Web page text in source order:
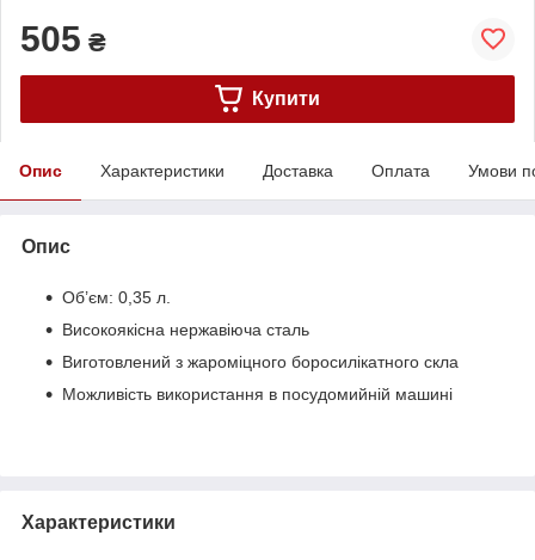
505 ₴
Купити
Опис Характеристики Доставка Оплата Умови
Опис
Об’єм: 0,35 л.
Високоякісна нержавіюча сталь
Виготовлений з жароміцного боросилікатного скла
Можливість використання в посудомийній машині
Характеристики